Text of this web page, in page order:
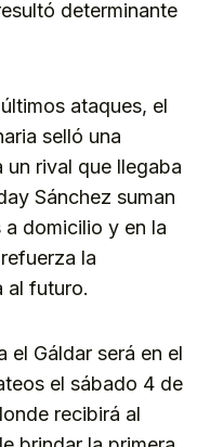
determinante
ataques, el
selló una
rival que llegaba
Sánchez suman
domicilio y en la
la
al futuro.
el Gáldar será en el
el sábado 4 de
recibirá al